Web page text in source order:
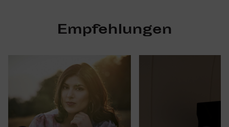
Empfehlungen